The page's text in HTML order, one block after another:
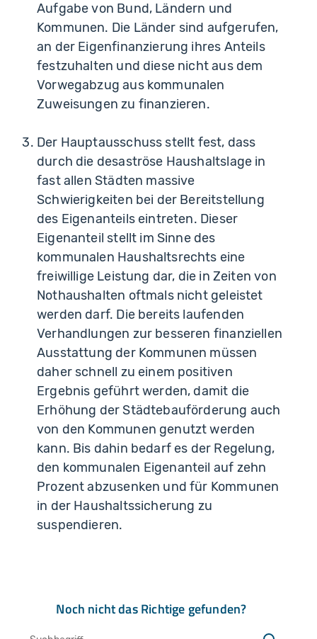
Aufgabe von Bund, Ländern und
Kommunen. Die Länder sind aufgerufen,
an der Eigenfinanzierung ihres Anteils
festzuhalten und diese nicht aus dem
Vorwegabzug aus kommunalen
Zuweisungen zu finanzieren.
Der Hauptausschuss stellt fest, dass
durch die desaströse Haushaltslage in
fast allen Städten massive
Schwierigkeiten bei der Bereitstellung
des Eigenanteils eintreten. Dieser
Eigenanteil stellt im Sinne des
kommunalen Haushaltsrechts eine
freiwillige Leistung dar, die in Zeiten von
Nothaushalten oftmals nicht geleistet
werden darf. Die bereits laufenden
Verhandlungen zur besseren finanziellen
Ausstattung der Kommunen müssen
daher schnell zu einem positiven
Ergebnis geführt werden, damit die
Erhöhung der Städtebauförderung auch
von den Kommunen genutzt werden
kann. Bis dahin bedarf es der Regelung,
den kommunalen Eigenanteil auf zehn
Prozent abzusenken und für Kommunen
in der Haushaltssicherung zu
suspendieren.
Noch nicht das Richtige gefunden?
Suche